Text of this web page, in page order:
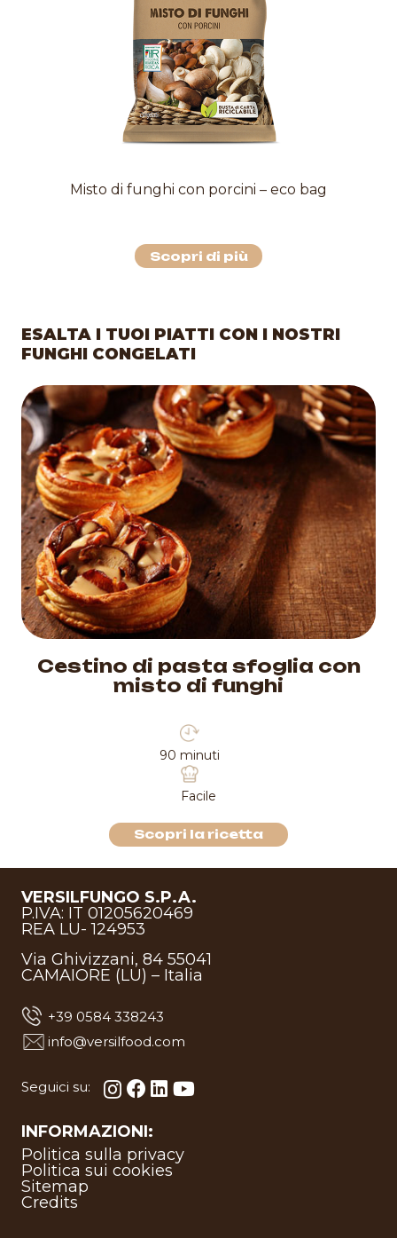
Misto di funghi con porcini – eco bag
Scopri di più
ESALTA I TUOI PIATTI CON I NOSTRI
FUNGHI CONGELATI
Cestino di pasta sfoglia con
misto di funghi
90 minuti
Facile
Scopri la ricetta
VERSILFUNGO S.P.A.
P.IVA: IT 01205620469
REA LU- 124953
Via Ghivizzani, 84 55041
CAMAIORE (LU) – Italia
+39 0584 338243
info@versilfood.com
Seguici su:
INFORMAZIONI:
Politica sulla privacy
Politica sui cookies
Sitemap
Credits